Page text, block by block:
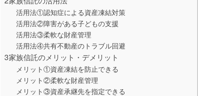
活用法①認知症による資産凍結対策
活用法②障害がある子どもの支援
活用法③柔軟な財産管理
活用法④共有不動産のトラブル回避
3家族信託のメリット・デメリット
メリット①資産凍結を防止できる
メリット②柔軟な財産管理
メリット③資産承継先を指定できる